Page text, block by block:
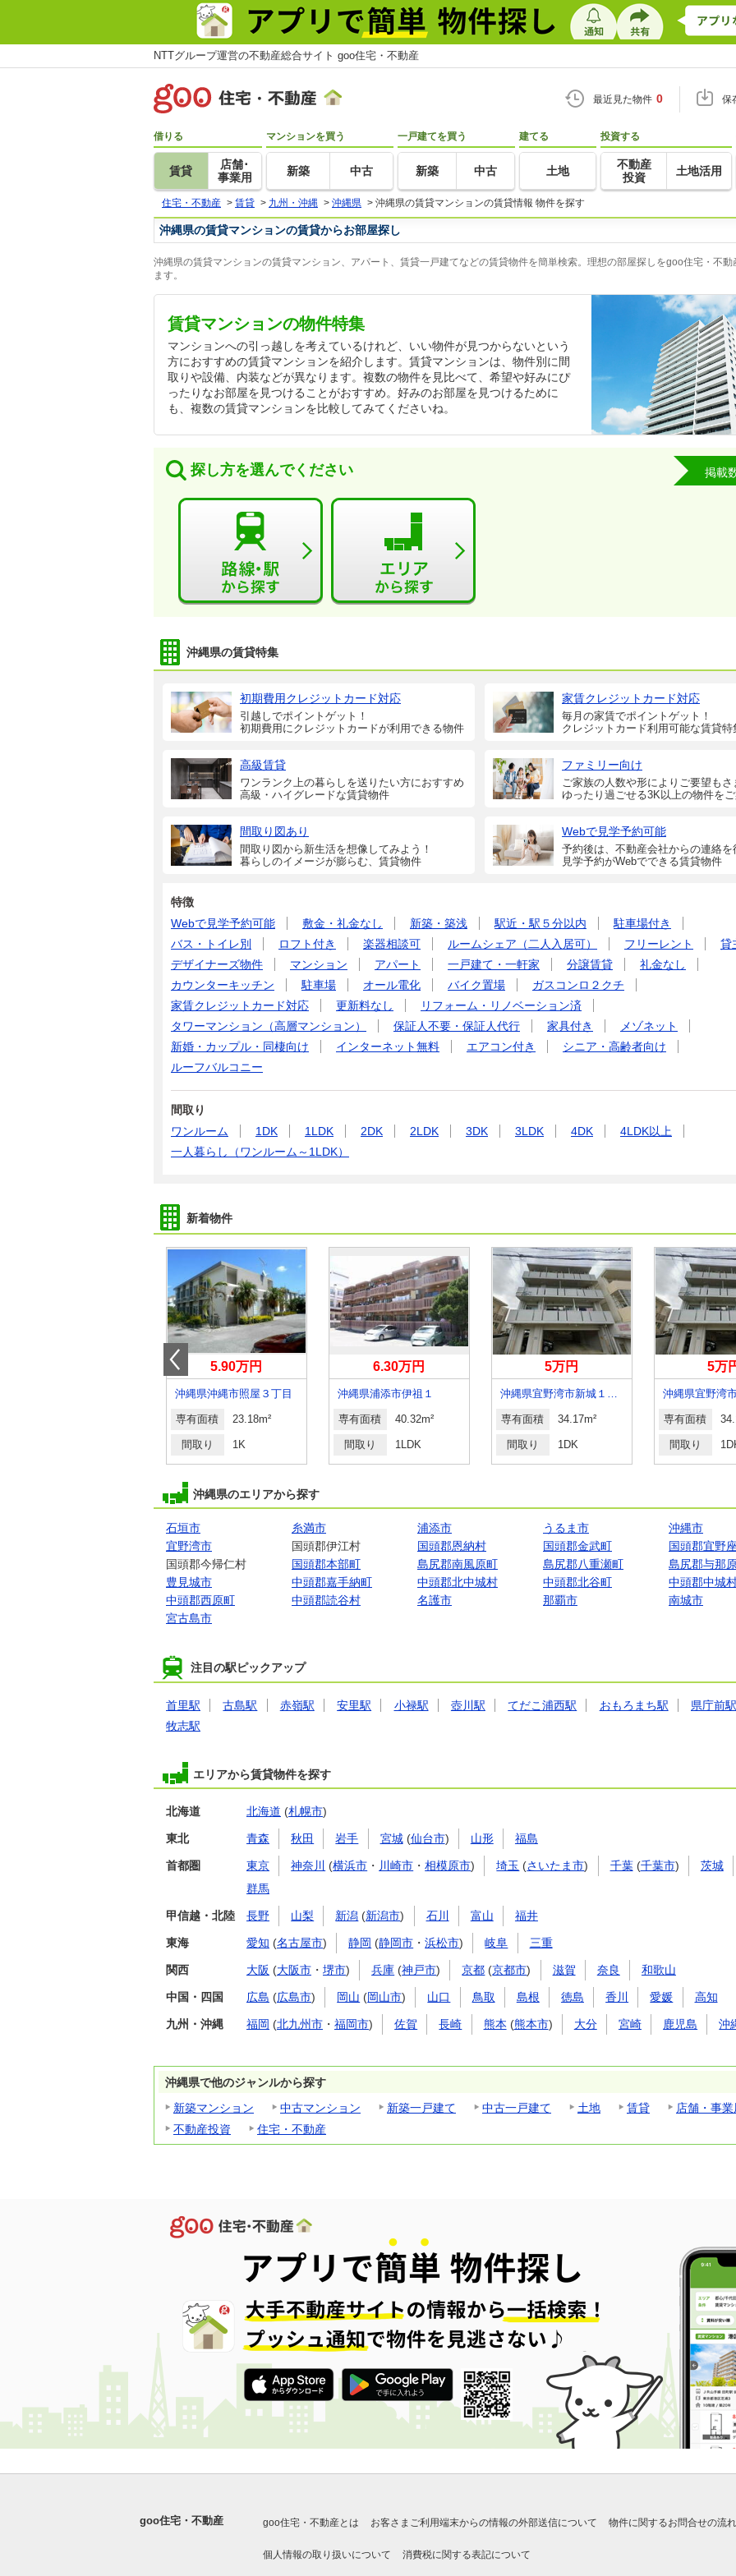
NTTグループ運営の不動産総合サイト goo住宅・不動産
最近見た物件 0 保
借りる
賃貸
店舗･
事業用
マンションを買う
新築 中古
一戸建てを買う
新築 中古
建てる
土地
投資する
不動産
投資
土地活用
住宅・不動産 > 賃貸 > 九州・沖縄 > 沖縄県 > 沖縄県の賃貸マンションの賃貸情報 物件を探す
沖縄県の賃貸マンションの賃貸からお部屋探し
沖縄県の賃貸マンションの賃貸マンション、アパート、賃貸一戸建てなどの賃貸物件を簡単検索。理想の部屋探しをgoo住宅・不動
ます。
賃貸マンションの物件特集
マンションへの引っ越しを考えているけれど、いい物件が見つからないという
方におすすめの賃貸マンションを紹介します。賃貸マンションは、物件別に間
取りや設備、内装などが異なります。複数の物件を見比べて、希望や好みにぴ
ったりなお部屋を見つけることがおすすめ。好みのお部屋を見つけるために
も、複数の賃貸マンションを比較してみてくださいね。
探し方を選んでください 掲載
沖縄県の賃貸特集
初期費用クレジットカード対応
引越しでポイントゲット！
初期費用にクレジットカードが利用できる物件
家賃クレジットカード対応
毎月の家賃でポイントゲット！
クレジットカード利用可能な賃貸特
高級賃貸
ワンランク上の暮らしを送りたい方におすすめ
高級・ハイグレードな賃貸物件
ファミリー向け
ご家族の人数や形によりご要望もさ
ゆったり過ごせる3K以上の物件をご
間取り図あり
間取り図から新生活を想像してみよう！
暮らしのイメージが膨らむ、賃貸物件
Webで見学予約可能
予約後は、不動産会社からの連絡を
見学予約がWebでできる賃貸物件
特徴
Webで見学予約可能
敷金・礼金なし 新築・築浅 駅近・駅５分以内
駐車場付き
バス・トイレ別
ロフト付き 楽器相談可 ルームシェア（二人入居可） フリーレント
貸
デザイナーズ物件
マンション アパート 一戸建て・一軒家 分譲賃貸
礼金なし
カウンターキッチン
駐車場 オール電化 バイク置場
ガスコンロ２クチ
家賃クレジットカード対応
更新料なし
リフォーム・リノベーション済
タワーマンション（高層マンション）
保証人不要・保証人代行 家具付き
メゾネット
新婚・カップル・同棲向け
インターネット無料 エアコン付き
シニア・高齢者向け
ルーフバルコニー
間取り
ワンルーム
1DK 1LDK 2DK 2LDK 3DK 3LDK 4DK
4LDK以上
一人暮らし（ワンルーム～1LDK）
新着物件
5.90万円
沖縄県沖縄市照屋３丁目
専有面積 23.18m²
間取り 1K
6.30万円
沖縄県浦添市伊祖１
専有面積 40.32m²
間取り 1LDK
5万円
沖縄県宜野湾市新城１丁目
専有面積 34.17m²
間取り 1DK
5万
専有面積
間取り
沖縄県のエリアから探す
石垣市 糸満市 浦添市 うるま市
沖縄市
宜野湾市
国頭郡伊江村 国頭郡恩納村 国頭郡金武町
国頭郡宜野
国頭郡今帰仁村
国頭郡本部町 島尻郡南風原町 島尻郡八重瀬町
島尻郡与那
豊見城市
中頭郡嘉手納町 中頭郡北中城村 中頭郡北谷町
中頭郡中城
中頭郡西原町
中頭郡読谷村 名護市 那覇市
南城市
宮古島市
注目の駅ピックアップ
首里駅 古島駅 赤嶺駅 安里駅 小禄駅 壺川駅 てだこ浦西駅 おもろまち駅
県庁前駅
牧志駅
エリアから賃貸物件を探す
北海道 北海道 (札幌市)
東北 青森 秋田 岩手 宮城(仙台市) 山形 福島
首都圏 東京 神奈川 (横浜市 ・ 川崎市 ・相模原市) 埼玉 (さいたま市) 千葉(千葉市) 茨城
群馬
甲信越・北陸 長野 山梨 新潟 (新潟市) 石川 富山 福井
東海 愛知 (名古屋市) 静岡 (静岡市 ・浜松市) 岐阜 三重
関西 大阪 (大阪市 ・ 堺市) 兵庫 (神戸市) 京都 (京都市) 滋賀 奈良 和歌山
中国・四国 広島 (広島市) 岡山 (岡山市) 山口 鳥取 島根 徳島 香川 愛媛 高知
九州・沖縄 福岡 (北九州市 ・ 福岡市) 佐賀 長崎 熊本 (熊本市) 大分 宮崎 鹿児島 沖
沖縄県で他のジャンルから探す
新築マンション
中古マンション 新築一戸建て 中古一戸建て 土地 賃貸
店舗・事業
不動産投資
住宅・不動産
goo住宅・不動産 goo住宅・不動産とは お客さまご利用端末からの情報の外部送信について 物件に関するお問合せの流れ
個人情報の取り扱いについて 消費税に関する表記について